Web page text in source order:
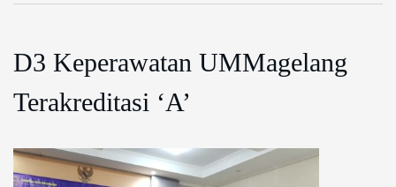
D3 Keperawatan UMMagelang
Terakreditasi ‘A’